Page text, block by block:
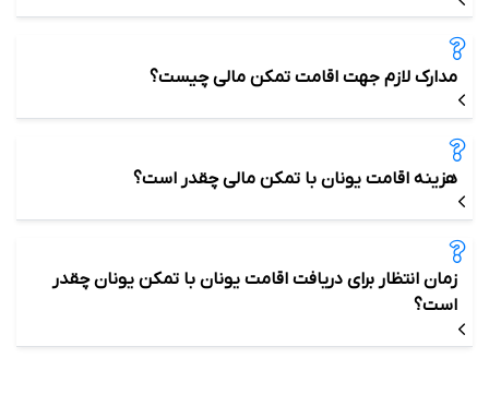
مدارک لازم جهت اقامت تمکن مالی چیست؟
هزینه اقامت یونان با تمکن مالی چقدر است؟
زمان انتظار برای دریافت اقامت یونان با تمکن یونان چقدر
است؟